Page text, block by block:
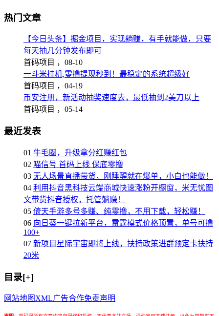
热门文章
【今日头条】掘金项目，实现躺赚，有手就能做，只要
每天抽几分钟发布即可
首码项目 ， 08-10
一斗米挂机,零撸提现秒到！最稳定的系统超级好
首码项目 ， 04-19
币安注册，新活动抽奖速度去，最低抽到2美刀以上
首码项目 ， 05-14
最近发表
01 牛毛圈，升级拿分红赚红包
02 喵信号 首码上线 保底零撸
03 无人场景直播带货，刚睡醒就在爆单，小白也能做！
04 利用抖音黑科技云端商城快速涨粉开橱窗，米无忧图
文带货抖音授权，托管躺赚！
05 倚天手游多号多赚、纯零撸，不用下载，轻松赚！
06 向日葵一键拉新平台，雷霆模式价格顶置，单号可撸
100+
07 新项目星际宇宙即将上线，扶持政策进群预定卡扶持
20米
目录[+]
网站地图 XML广告合作免责声明